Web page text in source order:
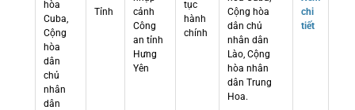
hòa
Cuba,
Cộng
hòa
dân
chủ
nhân
dân
Tỉnh
cảnh
Công
an tỉnh
Hưng
Yên
tục
hành
chính
Cộng hòa
dân chủ
nhân dân
Lào, Cộng
hòa nhân
dân Trung
Hoa.
chi
tiết